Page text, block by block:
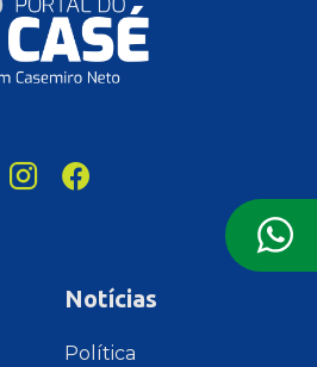
Notícias
Política